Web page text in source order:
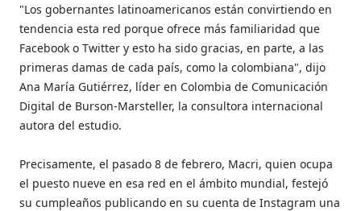
"Los gobernantes latinoamericanos están convirtiendo en
tendencia esta red porque ofrece más familiaridad que
Facebook o Twitter y esto ha sido gracias, en parte, a las
primeras damas de cada país, como la colombiana", dijo
Ana María Gutiérrez, líder en Colombia de Comunicación
Digital de Burson-Marsteller, la consultora internacional
autora del estudio.
Precisamente, el pasado 8 de febrero, Macri, quien ocupa
el puesto nueve en esa red en el ámbito mundial, festejó
su cumpleaños publicando en su cuenta de Instagram una